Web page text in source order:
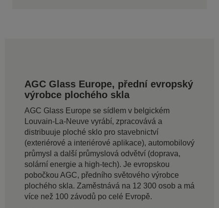
AGC Glass Europe, přední evropský
výrobce plochého skla
AGC Glass Europe se sídlem v belgickém
Louvain-La-Neuve vyrábí, zpracovává a
distribuuje ploché sklo pro stavebnictví
(exteriérové a interiérové aplikace), automobilový
průmysl a další průmyslová odvětví (doprava,
solární energie a high-tech). Je evropskou
pobočkou AGC, předního světového výrobce
plochého skla. Zaměstnává na 12 300 osob a má
více než 100 závodů po celé Evropě.